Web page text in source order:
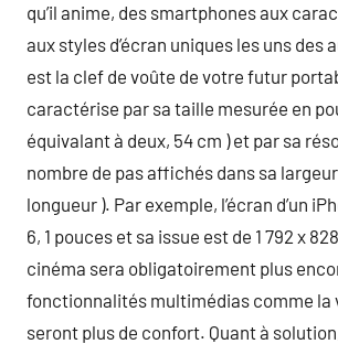
qu’il anime, des smartphones aux
aux styles d’écran uniques les uns des
est la clef de voûte de votre futur
caractérise par sa taille mesurée en
équivalant à deux, 54 cm ) et par sa
nombre de pas affichés dans sa
longueur ). Par exemple, l’écran d’un
6, 1 pouces et sa issue est de 1 792 x
cinéma sera obligatoirement plus
fonctionnalités multimédias comme la
seront plus de confort. Quant à